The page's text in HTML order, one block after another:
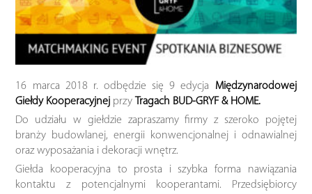
16 marca 2018 r. odbędzie się 9 edycja Międzynarodowej
Giełdy Kooperacyjnej przy Tragach BUD-GRYF & HOME.
Do udziału w giełdzie zapraszamy firmy z szeroko pojętej
branży budowlanej, energii konwencjonalnej i odnawialnej
oraz wyposażania i dekoracji wnętrz.
Giełda kooperacyjna to prosta i szybka forma nawiązania
kontaktu z potencjalnymi kooperantami. Przedsiębiorcy